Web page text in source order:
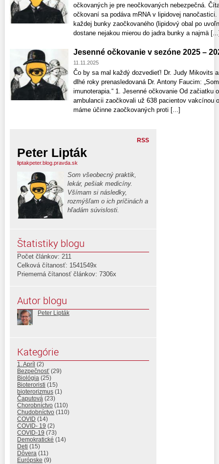
očkovaných je pre neočkovaných nebezpečná.
očkovaní sa podáva mRNA v lipidovej
každej bunky zaočkovaného (lipidový obal po
dostane nejakou mierou do jadra bunky a najmä
Jesenné očkovanie v sezóne 2025 –
11.11.2025
Čo by sa mal každý dozvedieť! Dr. Judy Mikovits
dlhé roky prenasledovaná Dr. Antony Faucim:
imunoterapia.“ 1. Jesenné očkovanie Od začiatku
ambulancii zaočkovali už 638 pacientov vakcínou
máme účinne zaočkovaných proti [...]
RSS
Peter Lipták
liptakpeter.blog.pravda.sk
Som všeobecný praktik,
lekár, pešiak medicíny.
Všímam si následky,
rozmýšľam o ich príčinách a
hľadám súvislosti.
Štatistiky blogu
Počet článkov: 211
Celková čítanosť: 1541549x
Priemerná čítanosť článkov: 7306x
Autor blogu
Peter Lipták
Kategórie
1. Apríl (2)
Bezpečnosť (29)
Biológia (25)
Bioteroristi (15)
bioterorizmus (1)
Čaputová (23)
Chorobníctvo (110)
Chudobníctvo (110)
COVID (14)
COVID- 19 (2)
COVID-19 (73)
Demokratické (14)
Deti (15)
Dôvera (11)
Európske (9)